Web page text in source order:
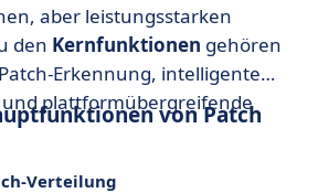
aber leistungsstarken
den Kernfunktionen gehören
Erkennung, intelligente
plattformübergreifende
von Patch
Verteilung